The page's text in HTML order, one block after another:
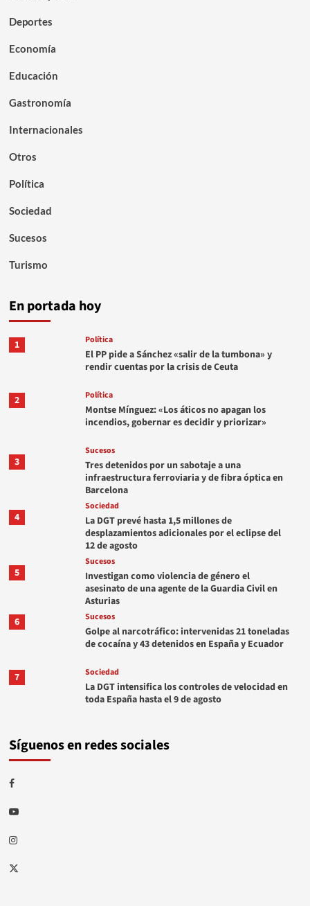
Deportes
Economía
Educación
Gastronomía
Internacionales
Otros
Política
Sociedad
Sucesos
Turismo
En portada hoy
1 Política
El PP pide a Sánchez «salir de la tumbona» y
rendir cuentas por la crisis de Ceuta
2 Política
Montse Mínguez: «Los áticos no apagan los
incendios, gobernar es decidir y priorizar»
3
Sucesos
Tres detenidos por un sabotaje a una
infraestructura ferroviaria y de fibra óptica en
Barcelona
4
Sociedad
La DGT prevé hasta 1,5 millones de
desplazamientos adicionales por el eclipse del
12 de agosto
5
Sucesos
Investigan como violencia de género el
asesinato de una agente de la Guardia Civil en
Asturias
6
Sucesos
Golpe al narcotráfico: intervenidas 21 toneladas
de cocaína y 43 detenidos en España y Ecuador
7 Sociedad
La DGT intensifica los controles de velocidad en
toda España hasta el 9 de agosto
Síguenos en redes sociales
Facebook
Youtube
Instagram
Twitter